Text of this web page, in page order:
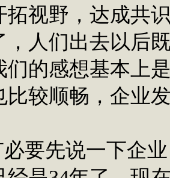
拓视野，达成共
，人们出去以后
们的感想基本上
比较顺畅，企业
要先说一下企